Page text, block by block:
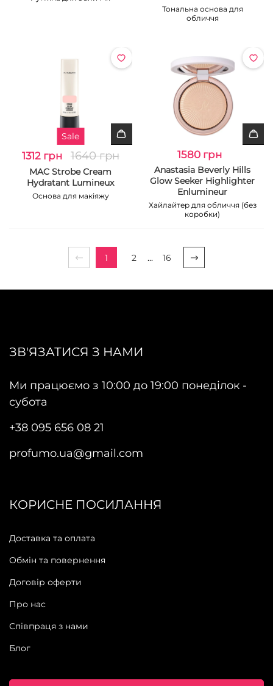
Тональна основа для
обличчя
Sale
1312 грн 1640 грн
MAC Strobe Cream
Hydratant Lumineux
Основа для макіяжу
1580 грн
Anastasia Beverly Hills
Glow Seeker Highlighter
Enlumineur
Хайлайтер для обличчя (без
коробки)
1 2 ... 16
ЗВ'ЯЗАТИСЯ З НАМИ
Ми працюємо з 10:00 до 19:00 понеділок -
субота
+38 095 656 08 21
profumo.ua@gmail.com
КОРИСНЕ ПОСИЛАННЯ
Доставка та оплата
Обмін та повернення
Договір оферти
Про нас
Співпраця з нами
Блог